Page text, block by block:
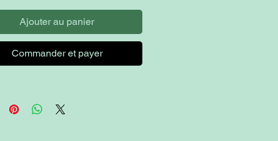
Ajouter au panier
Commander et payer